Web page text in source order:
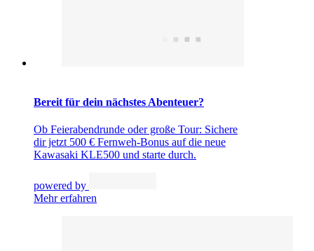
Bereit für dein nächstes Abenteuer?
Ob Feierabendrunde oder große Tour: Sichere
dir jetzt 500 € Fernweh-Bonus auf die neue
Kawasaki KLE500 und starte durch.
powered by
Mehr erfahren